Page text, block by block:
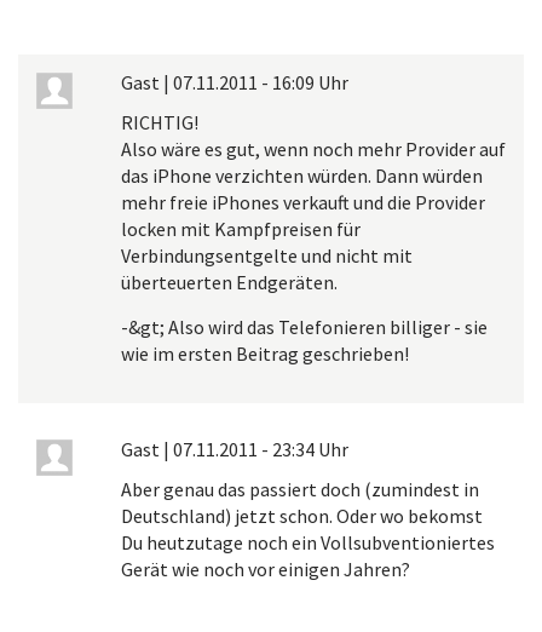
Gast | 07.11.2011 - 16:09 Uhr
RICHTIG!
Also wäre es gut, wenn noch mehr Provider auf
das iPhone verzichten würden. Dann würden
mehr freie iPhones verkauft und die Provider
locken mit Kampfpreisen für
Verbindungsentgelte und nicht mit
überteuerten Endgeräten.
-&gt; Also wird das Telefonieren billiger - sie
wie im ersten Beitrag geschrieben!
Gast | 07.11.2011 - 23:34 Uhr
Aber genau das passiert doch (zumindest in
Deutschland) jetzt schon. Oder wo bekomst
Du heutzutage noch ein Vollsubventioniertes
Gerät wie noch vor einigen Jahren?